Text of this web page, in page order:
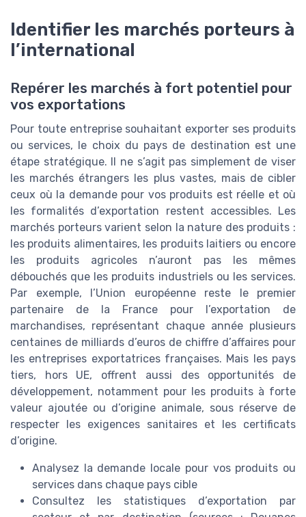
Identifier les marchés porteurs à
l’international
Repérer les marchés à fort potentiel pour
vos exportations
Pour toute entreprise souhaitant exporter ses produits
ou services, le choix du pays de destination est une
étape stratégique. Il ne s’agit pas simplement de viser
les marchés étrangers les plus vastes, mais de cibler
ceux où la demande pour vos produits est réelle et où
les formalités d’exportation restent accessibles. Les
marchés porteurs varient selon la nature des produits :
les produits alimentaires, les produits laitiers ou encore
les produits agricoles n’auront pas les mêmes
débouchés que les produits industriels ou les services.
Par exemple, l’Union européenne reste le premier
partenaire de la France pour l’exportation de
marchandises, représentant chaque année plusieurs
centaines de milliards d’euros de chiffre d’affaires pour
les entreprises exportatrices françaises. Mais les pays
tiers, hors UE, offrent aussi des opportunités de
développement, notamment pour les produits à forte
valeur ajoutée ou d’origine animale, sous réserve de
respecter les exigences sanitaires et les certificats
d’origine.
Analysez la demande locale pour vos produits ou
services dans chaque pays cible
Consultez les statistiques d’exportation par